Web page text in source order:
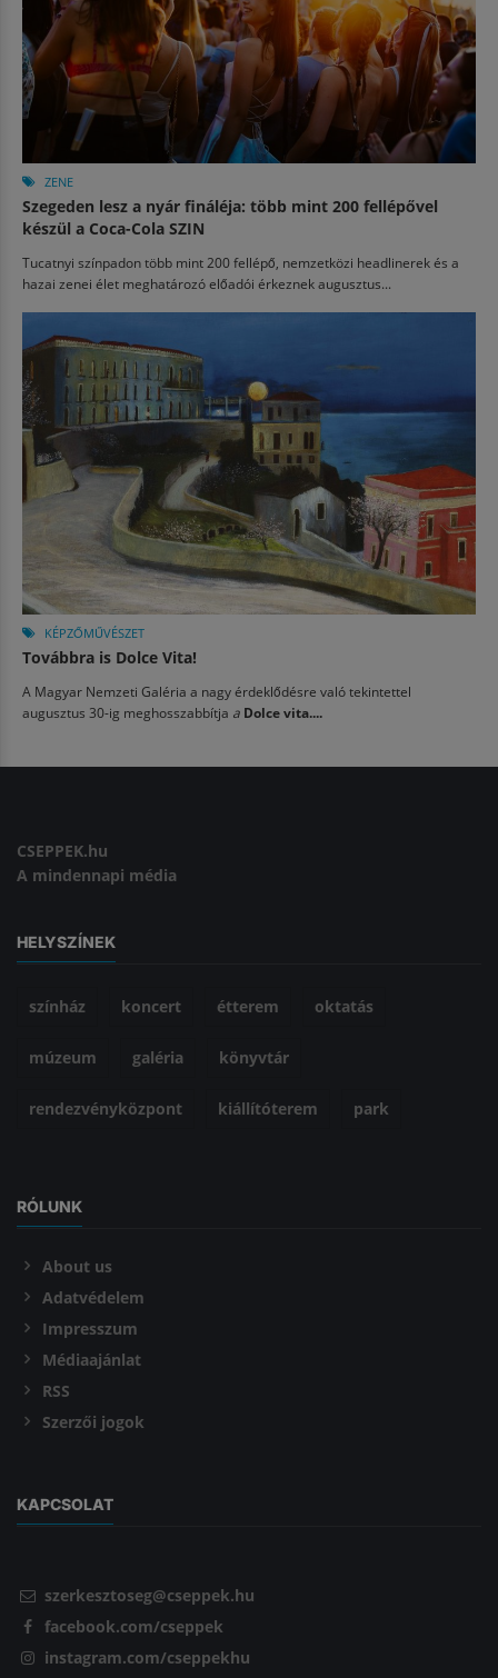
ZENE
Szegeden lesz a nyár fináléja: több mint 200 fellépővel
készül a Coca-Cola SZIN
Tucatnyi színpadon több mint 200 fellépő, nemzetközi headlinerek és a
hazai zenei élet meghatározó előadói érkeznek augusztus...
KÉPZŐMŰVÉSZET
Továbbra is Dolce Vita!
A Magyar Nemzeti Galéria a nagy érdeklődésre való tekintettel
augusztus 30-ig meghosszabbítja a Dolce vita....
CSEPPEK.hu
A mindennapi média
HELYSZÍNEK
színház koncert étterem oktatás
múzeum galéria könyvtár
rendezvényközpont kiállítóterem park
RÓLUNK
About us
Adatvédelem
Impresszum
Médiaajánlat
RSS
Szerzői jogok
KAPCSOLAT
szerkesztoseg@cseppek.hu
facebook.com/cseppek
instagram.com/cseppekhu